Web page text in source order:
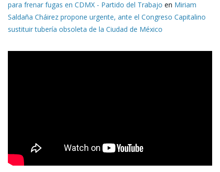
para frenar fugas en CDMX - Partido del Trabajo en Miriam
Saldaña Cháirez propone urgente, ante el Congreso Capitalino
sustituir tubería obsoleta de la Ciudad de México